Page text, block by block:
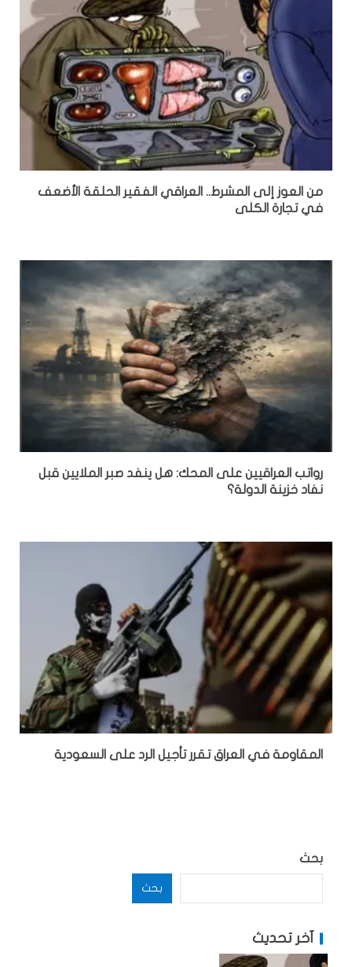
من العوز إلى المشرط.. العراقي الفقير الحلقة الأضعف
في تجارة الكلى
رواتب العراقيين على المحك: هل ينفد صبر الملايين قبل
نفاد خزينة الدولة؟
المقاومة في العراق تقرر تأجيل الرد على السعودية
بحث
بحث
آخر تحديث